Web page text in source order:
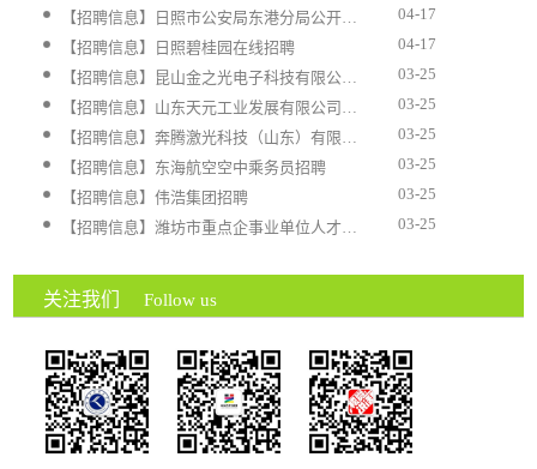
【招聘信息】日照市公安局东港分局公开招聘警务辅...
04-17
【招聘信息】日照碧桂园在线招聘
04-17
【招聘信息】昆山金之光电子科技有限公司招聘
03-25
【招聘信息】山东天元工业发展有限公司招聘
03-25
【招聘信息】奔腾激光科技（山东）有限公司招聘
03-25
【招聘信息】东海航空空中乘务员招聘
03-25
【招聘信息】伟浩集团招聘
03-25
【招聘信息】潍坊市重点企事业单位人才需求一览表
03-25
关注我们 Follow us